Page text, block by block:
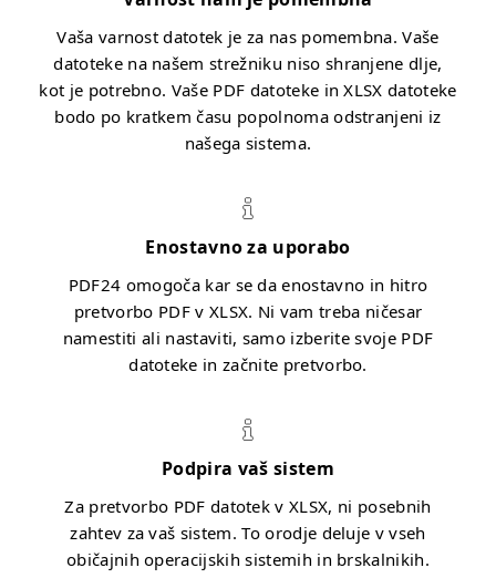
Vaša varnost datotek je za nas pomembna. Vaše
datoteke na našem strežniku niso shranjene dlje,
kot je potrebno. Vaše PDF datoteke in XLSX datoteke
bodo po kratkem času popolnoma odstranjeni iz
našega sistema.
Enostavno za uporabo
PDF24 omogoča kar se da enostavno in hitro
pretvorbo PDF v XLSX. Ni vam treba ničesar
namestiti ali nastaviti, samo izberite svoje PDF
datoteke in začnite pretvorbo.
Podpira vaš sistem
Za pretvorbo PDF datotek v XLSX, ni posebnih
zahtev za vaš sistem. To orodje deluje v vseh
običajnih operacijskih sistemih in brskalnikih.